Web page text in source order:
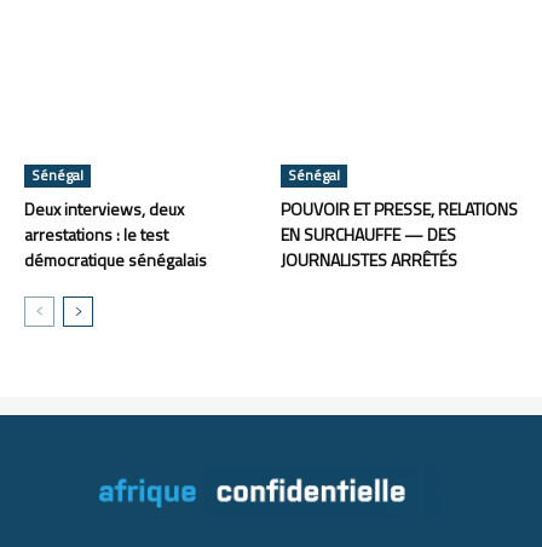
Sénégal
Deux interviews, deux
arrestations : le test
démocratique sénégalais
Sénégal
POUVOIR ET PRESSE, RELATIONS
EN SURCHAUFFE — DES
JOURNALISTES ARRÊTÉS